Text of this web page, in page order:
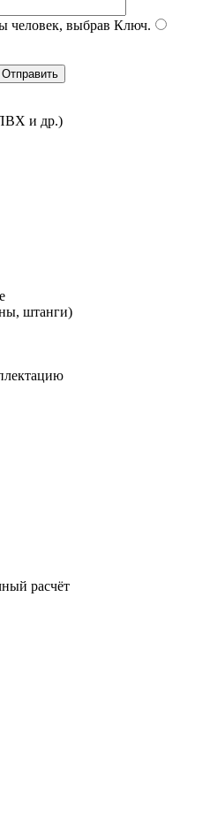
человек, выбрав Ключ.
и др.)
штанги)
расчёт